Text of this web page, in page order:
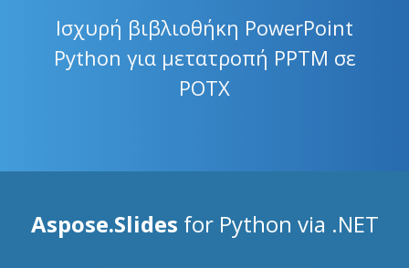
Ισχυρή βιβλιοθήκη PowerPoint
Python για μετατροπή PPTM σε
POTX
Aspose.Slides for Python via .NET